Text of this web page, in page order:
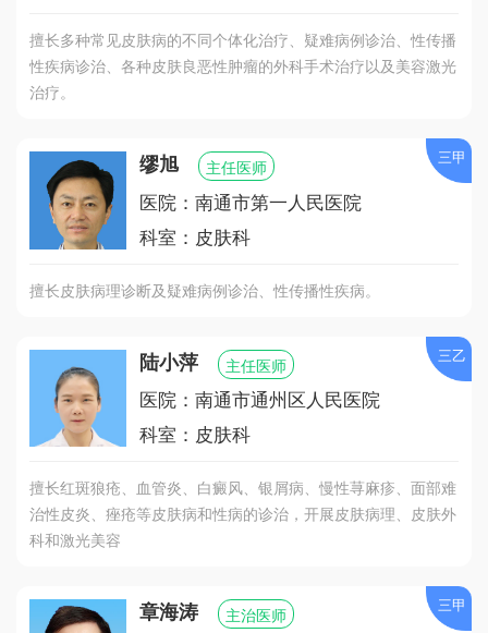
擅长多种常见皮肤病的不同个体化治疗、疑难病例诊治、性传播
性疾病诊治、各种皮肤良恶性肿瘤的外科手术治疗以及美容激光
治疗。
缪旭 主任医师
医院：南通市第一人民医院
科室：皮肤科
擅长皮肤病理诊断及疑难病例诊治、性传播性疾病。
三甲
陆小萍 主任医师
医院：南通市通州区人民医院
科室：皮肤科
擅长红斑狼疮、血管炎、白癜风、银屑病、慢性荨麻疹、面部难
治性皮炎、痤疮等皮肤病和性病的诊治，开展皮肤病理、皮肤外
科和激光美容
三乙
章海涛 主治医师
三甲